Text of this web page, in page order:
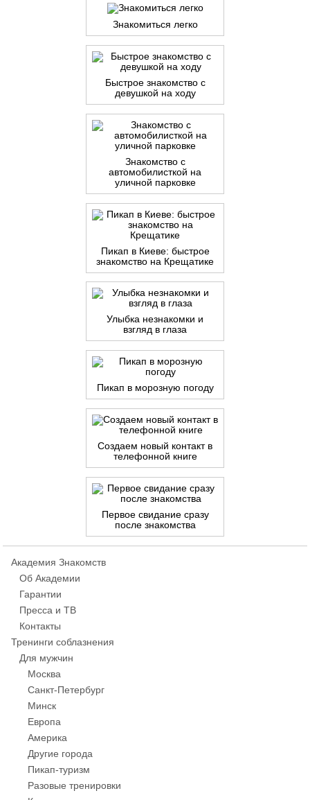
Знакомиться легко
Быстрое знакомство с
девушкой на ходу
Знакомство с
автомобилисткой на
уличной парковке
Пикап в Киеве: быстрое
знакомство на Крещатике
Улыбка незнакомки и
взгляд в глаза
Пикап в морозную погоду
Создаем новый контакт в
телефонной книге
Первое свидание сразу
после знакомства
Академия Знакомств
Об Академии
Гарантии
Пресса и ТВ
Контакты
Тренинги соблазнения
Для мужчин
Москва
Санкт-Петербург
Минск
Европа
Америка
Другие города
Пикап-туризм
Разовые тренировки